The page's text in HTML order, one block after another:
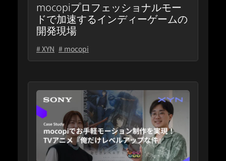
mocopiプロフェッショナルモー
ドで加速するインディーゲームの
開発現場
# XYN # mocopi